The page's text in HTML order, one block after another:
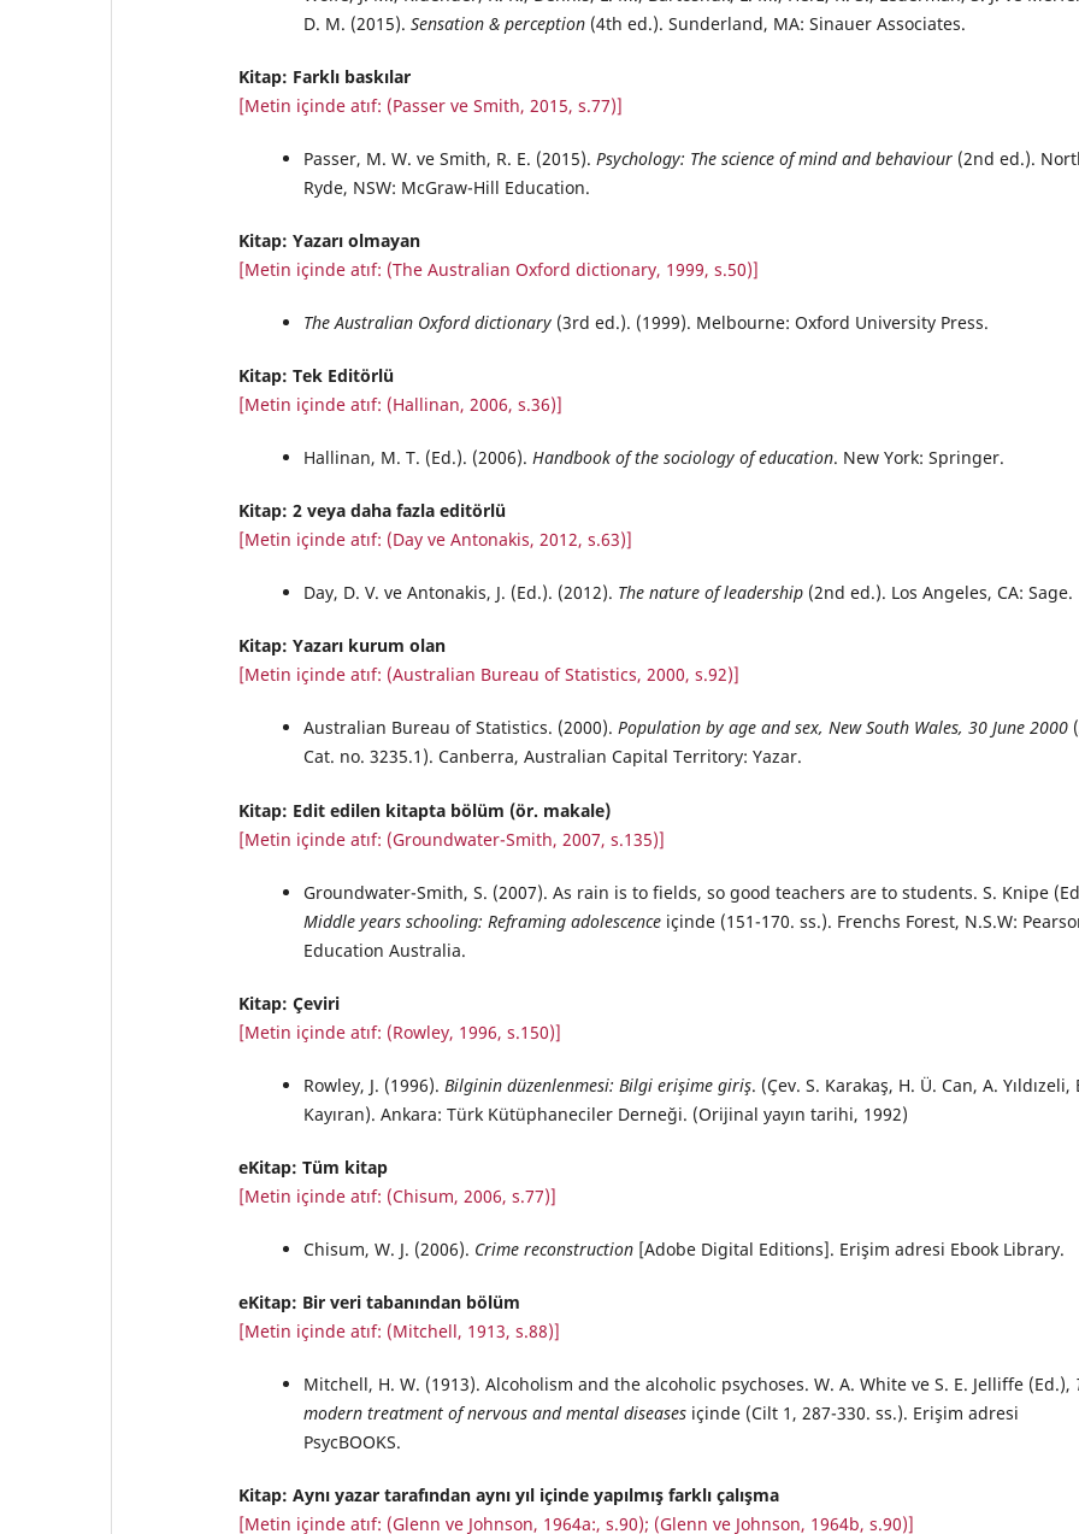
D. M. (2015). Sensation & perception(4th ed.). Sunderland, MA: Sinauer Associates.
Kitap: Farklı baskılar
[Metin içinde atıf: (Passer ve Smith, 2015, s.77)]
Passer, M. W. ve Smith, R. E. (2015). Psychology: The science of mind and behaviour(2nd ed.).
Ryde, NSW: McGraw-Hill Education.
Kitap: Yazarı olmayan
[Metin içinde atıf: (The Australian Oxford dictionary, 1999, s.50)]
The Australian Oxford dictionary(3rd ed.). (1999). Melbourne: Oxford University Press.
Kitap: Tek Editörlü
[Metin içinde atıf: (Hallinan, 2006, s.36)]
Hallinan, M. T. (Ed.). (2006). Handbook of the sociology of education. New York: Springer.
Kitap: 2 veya daha fazla editörlü
[Metin içinde atıf: (Day ve Antonakis, 2012, s.63)]
Day, D. V. ve Antonakis, J. (Ed.). (2012). The nature of leadership(2nd ed.). Los Angeles, CA: Sage.
Kitap: Yazarı kurum olan
[Metin içinde atıf: (Australian Bureau of Statistics, 2000, s.92)]
Australian Bureau of Statistics. (2000). Population by age and sex, New South Wales, 30 June 2000
Cat. no. 3235.1). Canberra, Australian Capital Territory: Yazar.
Kitap: Edit edilen kitapta bölüm (ör. makale)
[Metin içinde atıf: (Groundwater-Smith, 2007, s.135)]
Groundwater-Smith, S. (2007). As rain is to fields, so good teachers are to students. S. Knipe
Middle years schooling: Reframing adolescenceiçinde (151-170. ss.). Frenchs Forest, N.S.W:
Education Australia.
Kitap: Çeviri
[Metin içinde atıf: (Rowley, 1996, s.150)]
Rowley, J. (1996). Bilginin düzenlenmesi: Bilgi erişime giriş. (Çev. S. Karakaş, H. Ü. Can, A. Yıldızeli,
Kayıran). Ankara: Türk Kütüphaneciler Derneği. (Orijinal yayın tarihi, 1992)
eKitap: Tüm kitap
[Metin içinde atıf: (Chisum, 2006, s.77)]
Chisum, W. J. (2006). Crime reconstruction[Adobe Digital Editions]. Erişim adresi Ebook Library.
eKitap: Bir veri tabanından bölüm
[Metin içinde atıf: (Mitchell, 1913, s.88)]
Mitchell, H. W. (1913). Alcoholism and the alcoholic psychoses. W. A. White ve S. E. Jelliffe (Ed.),
modern treatment of nervous and mental diseasesiçinde (Cilt 1, 287-330. ss.). Erişim adresi
PsycBOOKS.
Kitap: Aynı yazar tarafından aynı yıl içinde yapılmış farklı çalışma
[Metin içinde atıf: (Glenn ve Johnson, 1964a:, s.90); (Glenn ve Johnson, 1964b, s.90)]